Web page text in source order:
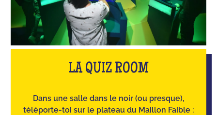
LA QUIZ ROOM
Dans une salle dans le noir (ou presque),
téléporte-toi sur le plateau du Maillon Faible :